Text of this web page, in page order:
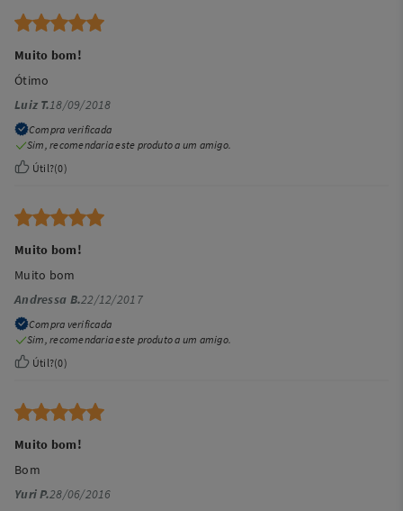
Muito bom!
Ótimo
Luiz T.18/09/2018
Compra verificada
Sim, recomendaria este produto a um amigo.
Útil?(0)
Muito bom!
Muito bom
Andressa B.22/12/2017
Compra verificada
Sim, recomendaria este produto a um amigo.
Útil?(0)
Muito bom!
Bom
Yuri P.28/06/2016